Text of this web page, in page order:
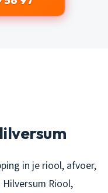
in je riool, afvoer,
Riool,